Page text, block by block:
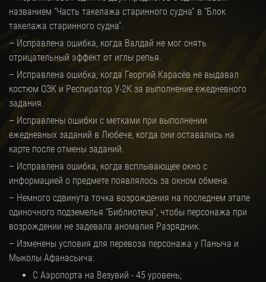
названием “Часть такелажа старинного судна” в “Блок
такелажа старинного судна”.
– Исправлена ошибка, когда Валдай не мог снять
отрицательный эффект от иглы репья.
– Исправлена ошибка, когда Георгий Карасёв не выдавал
костюм ОЗК и Респиратор У-2К за выполнение ежедневного
задания.
– Исправлены ошибки с метками при выполнении
ежедневных заданий в Любече, когда они оставались на
карте после отмены заданий.
– Исправлена ошибка, когда всплывающее окно с
информацией о предмете появлялось за окном обмена.
– Немного сдвинута точка возрождения на последнем этапе
одиночного подземелья “Библиотека”, чтобы персонажа при
возрождении не задевала аномалия Разрядник.
– Изменены условия для перевоза персонажа у Паныча и
Мыколы Афанасьича:
С Аэропорта на Везувий - 45 уровень;